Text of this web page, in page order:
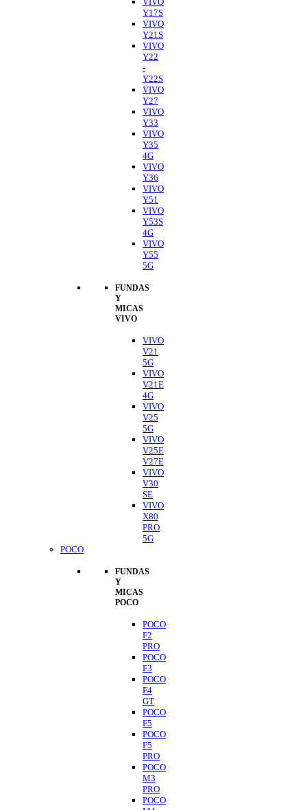
Y17S
VIVO
Y21S
VIVO
Y22
-
Y22S
VIVO
Y27
VIVO
Y33
VIVO
Y35
4G
VIVO
Y36
VIVO
Y51
VIVO
Y53S
4G
VIVO
Y55
5G
FUNDAS
Y
MICAS
VIVO
VIVO
V21
5G
VIVO
V21E
4G
VIVO
V25
5G
VIVO
V25E
V27E
VIVO
V30
SE
VIVO
X80
PRO
5G
POCO
FUNDAS
Y
MICAS
POCO
POCO
F2
PRO
POCO
F3
POCO
F4
GT
POCO
F5
POCO
F5
PRO
POCO
M3
PRO
POCO